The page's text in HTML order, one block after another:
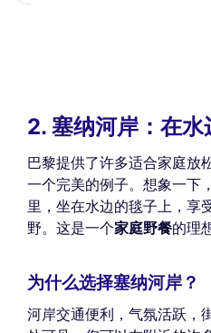
2. 塞纳河岸：在水
巴黎提供了许多适合家庭放
一个完美的例子。想象一下
里，坐在水边的毯子上，享
野。这是一个家庭野餐的理
为什么选择塞纳河岸？
河岸交通便利，气氛活跃，